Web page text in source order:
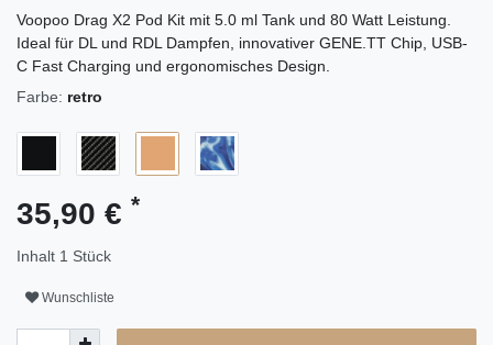
Voopoo Drag X2 Pod Kit mit 5.0 ml Tank und 80 Watt Leistung.
Ideal für DL und RDL Dampfen, innovativer GENE.TT Chip, USB-
C Fast Charging und ergonomisches Design.
Farbe: retro
35,90 € *
Inhalt 1 Stück
Wunschliste